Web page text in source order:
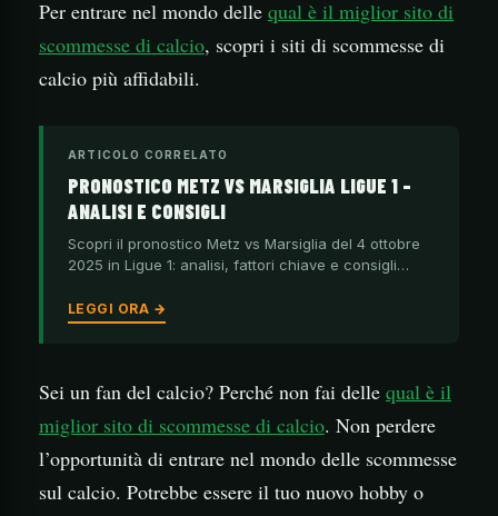
Per entrare nel mondo delle qual è il miglior sito di
scommesse di calcio, scopri i siti di scommesse di
calcio più affidabili.
ARTICOLO CORRELATO
PRONOSTICO METZ VS MARSIGLIA LIGUE 1 –
ANALISI E CONSIGLI
Scopri il pronostico Metz vs Marsiglia del 4 ottobre
2025 in Ligue 1: analisi, fattori chiave e consigli…
LEGGI ORA →
Sei un fan del calcio? Perché non fai delle qual è il
miglior sito di scommesse di calcio. Non perdere
l’opportunità di entrare nel mondo delle scommesse
sul calcio. Potrebbe essere il tuo nuovo hobby o